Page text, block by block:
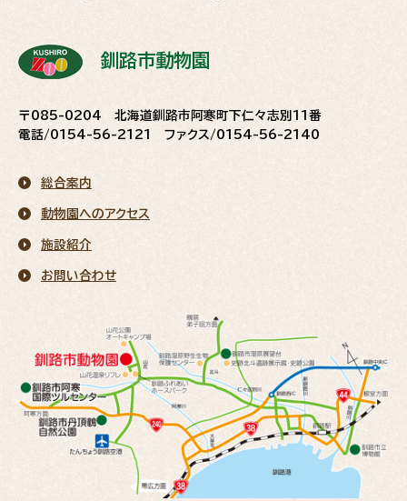
釧路市動物園
〒085-0204 北海道釧路市阿寒町下仁々志別11番
電話/0154-56-2121 ファクス/0154-56-2140
総合案内
動物園へのアクセス
施設紹介
お問い合わせ